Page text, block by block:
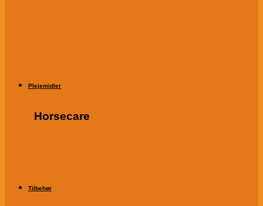
Plejemidler
Horsecare
Tilbehør